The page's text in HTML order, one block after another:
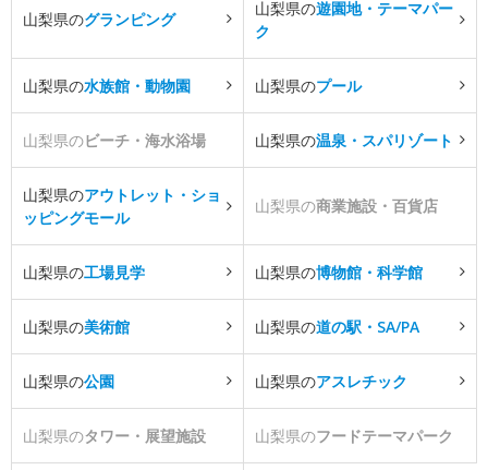
山梨県のグランピング
山梨県の遊園地・テーマパー
ク
山梨県の水族館・動物園 山梨県のプール
山梨県のビーチ・海水浴場 山梨県の温泉・スパリゾート
山梨県のアウトレット・ショ
ッピングモール
山梨県の商業施設・百貨店
山梨県の工場見学 山梨県の博物館・科学館
山梨県の美術館 山梨県の道の駅・SA/PA
山梨県の公園 山梨県のアスレチック
山梨県のタワー・展望施設 山梨県のフードテーマパーク